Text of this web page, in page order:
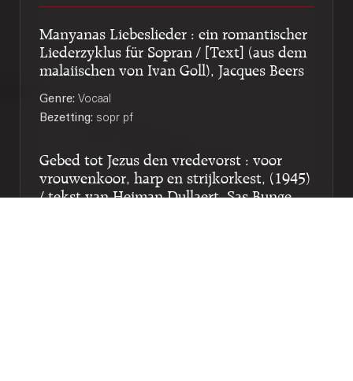
Manyanas Liebeslieder : ein romantischer
Liederzyklus für Sopran / [Text] (aus dem
malaiischen von Ivan Goll), Jacques Beers
Genre: Vocaal
Bezetting: sopr pf
Gebed tot Jezus den vredevorst : voor
vrouwenkoor, harp en strijkorkest, (1945)
/ tekst van Heiman Dullaert, Sas Bunge